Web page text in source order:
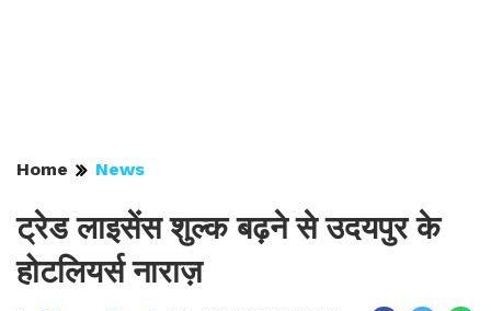
Home News
ट्रेड लाइसेंस शुल्क बढ़ने से उदयपुर के
होटलियर्स नाराज़